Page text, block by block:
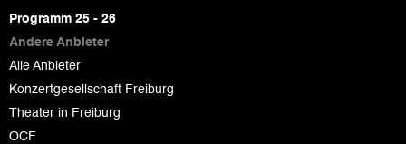
page
Programm 25 - 26
Andere Anbieter
Alle Anbieter
Konzertgesellschaft Freiburg
Theater in Freiburg
OCF